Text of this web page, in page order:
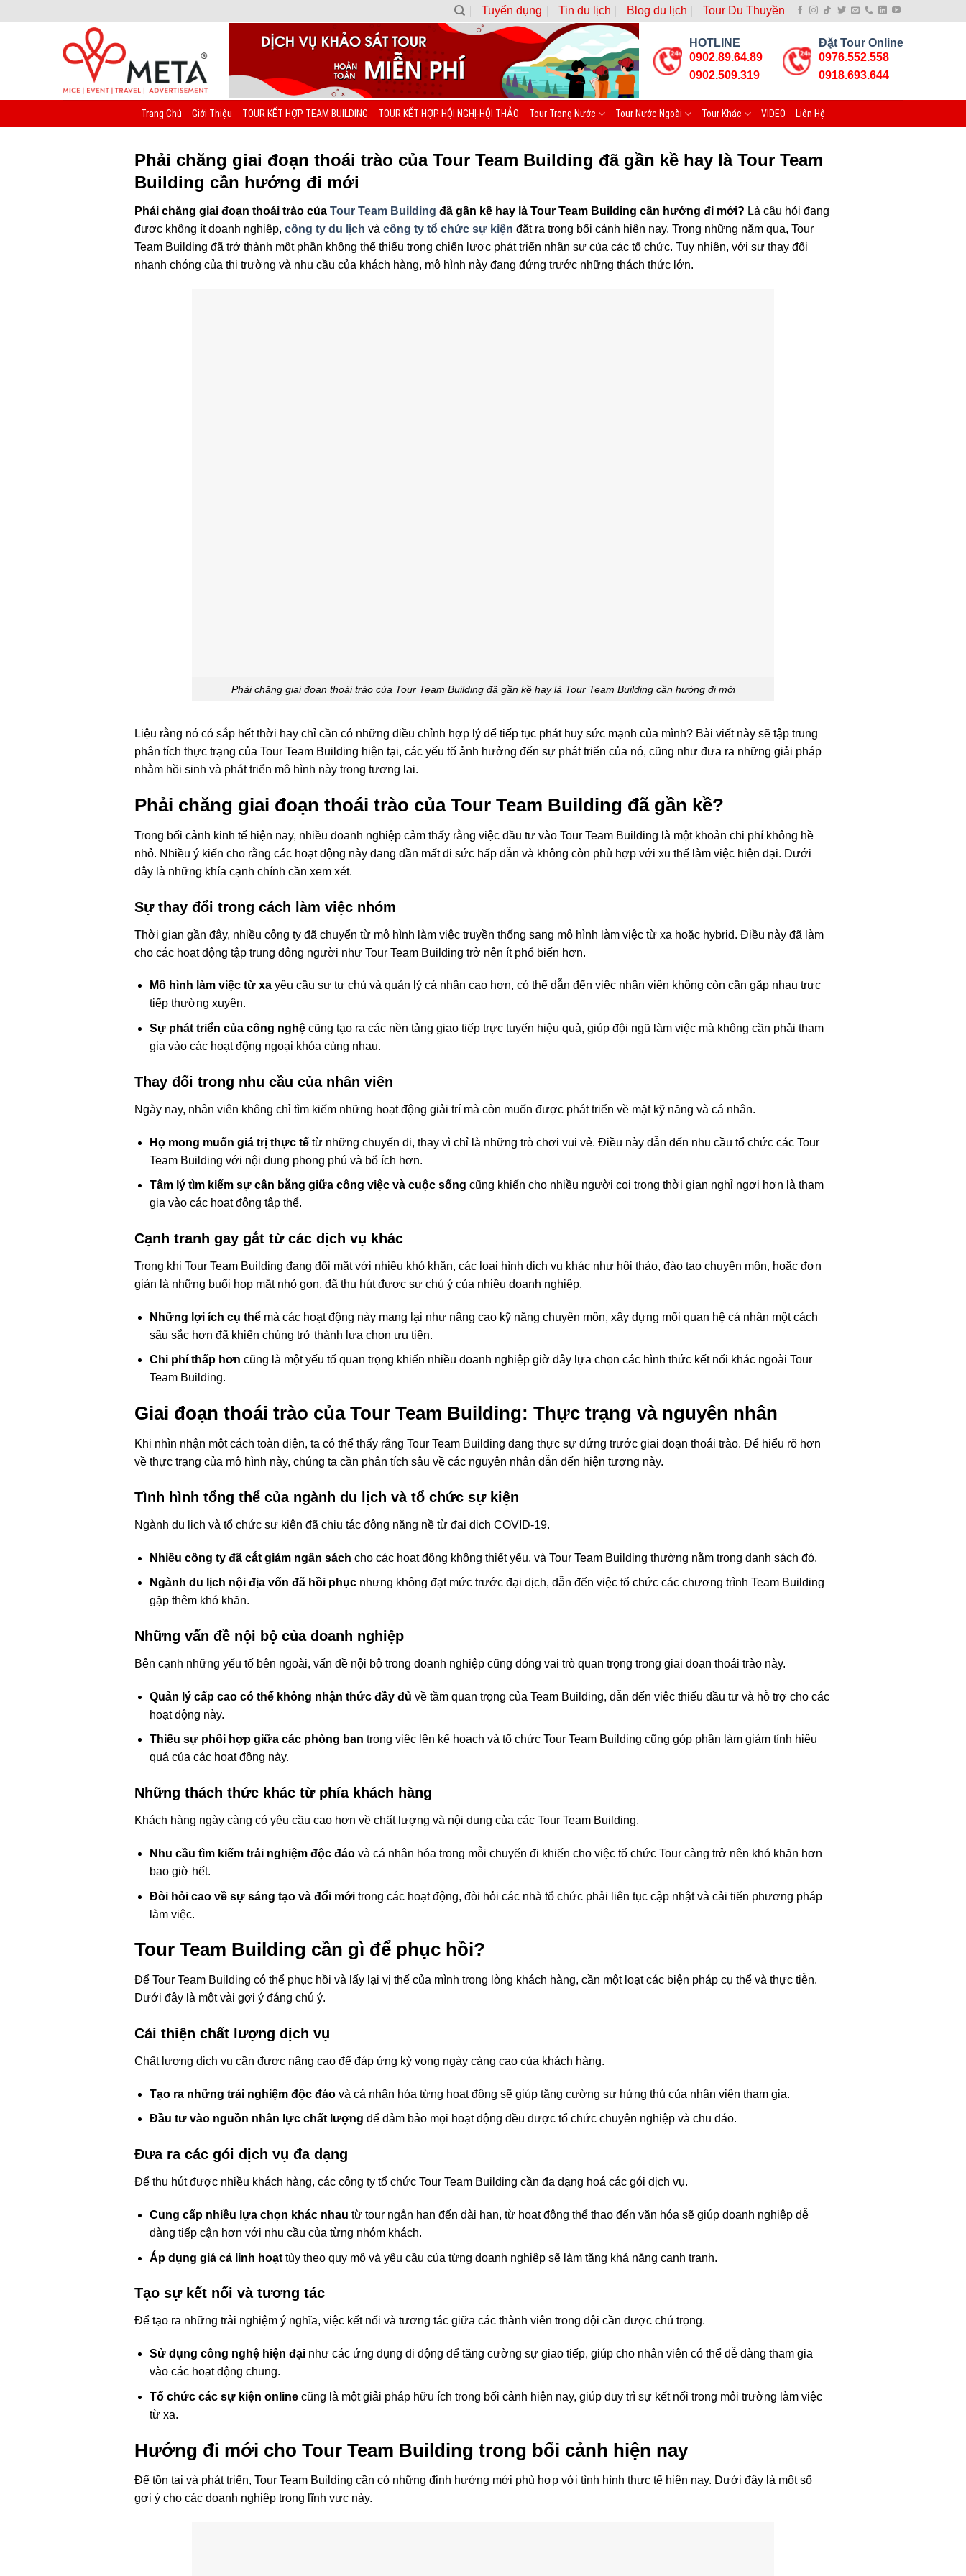
Tuyển dụng Tin du lịch Blog du lịch Tour Du Thuyền
HOTLINE
0902.89.64.89
0902.509.319
Đặt Tour Online
0976.552.558
0918.693.644
Trang Chủ Giới Thiệu TOUR KẾT HỢP TEAM BUILDING TOUR KẾT HỢP HỘI NGHỊ-HỘI THẢO Tour Trong Nước Tour Nước Ngoài Tour Khác VIDEO Liên Hệ
Phải chăng giai đoạn thoái trào của Tour Team Building đã gần kề hay là Tour Team
Building cần hướng đi mới
Phải chăng giai đoạn thoái trào của Tour Team Building đã gần kề hay là Tour Team Building cần hướng đi mới? Là câu hỏi đang
được không ít doanh nghiệp, công ty du lịch và công ty tổ chức sự kiện đặt ra trong bối cảnh hiện nay. Trong những năm qua, Tour
Team Building đã trở thành một phần không thể thiếu trong chiến lược phát triển nhân sự của các tổ chức. Tuy nhiên, với sự thay đổi
nhanh chóng của thị trường và nhu cầu của khách hàng, mô hình này đang đứng trước những thách thức lớn.
Phải chăng giai đoạn thoái trào của Tour Team Building đã gần kề hay là Tour Team Building cần hướng đi mới
Liệu rằng nó có sắp hết thời hay chỉ cần có những điều chỉnh hợp lý để tiếp tục phát huy sức mạnh của mình? Bài viết này sẽ tập trung
phân tích thực trạng của Tour Team Building hiện tại, các yếu tố ảnh hưởng đến sự phát triển của nó, cũng như đưa ra những giải pháp
nhằm hồi sinh và phát triển mô hình này trong tương lai.
Phải chăng giai đoạn thoái trào của Tour Team Building đã gần kề?
Trong bối cảnh kinh tế hiện nay, nhiều doanh nghiệp cảm thấy rằng việc đầu tư vào Tour Team Building là một khoản chi phí không hề
nhỏ. Nhiều ý kiến cho rằng các hoạt động này đang dần mất đi sức hấp dẫn và không còn phù hợp với xu thế làm việc hiện đại. Dưới
đây là những khía cạnh chính cần xem xét.
Sự thay đổi trong cách làm việc nhóm
Thời gian gần đây, nhiều công ty đã chuyển từ mô hình làm việc truyền thống sang mô hình làm việc từ xa hoặc hybrid. Điều này đã làm
cho các hoạt động tập trung đông người như Tour Team Building trở nên ít phổ biến hơn.
Mô hình làm việc từ xayêu cầu sự tự chủ và quản lý cá nhân cao hơn, có thể dẫn đến việc nhân viên không còn cần gặp nhau trực
tiếp thường xuyên.
Sự phát triển của công nghệcũng tạo ra các nền tảng giao tiếp trực tuyến hiệu quả, giúp đội ngũ làm việc mà không cần phải tham
gia vào các hoạt động ngoại khóa cùng nhau.
Thay đổi trong nhu cầu của nhân viên
Ngày nay, nhân viên không chỉ tìm kiếm những hoạt động giải trí mà còn muốn được phát triển về mặt kỹ năng và cá nhân.
Họ mong muốn giá trị thực tếtừ những chuyến đi, thay vì chỉ là những trò chơi vui vẻ. Điều này dẫn đến nhu cầu tổ chức các Tour
Team Building với nội dung phong phú và bổ ích hơn.
Tâm lý tìm kiếm sự cân bằng giữa công việc và cuộc sống cũng khiến cho nhiều người coi trọng thời gian nghỉ ngơi hơn là tham
gia vào các hoạt động tập thể.
Cạnh tranh gay gắt từ các dịch vụ khác
Trong khi Tour Team Building đang đối mặt với nhiều khó khăn, các loại hình dịch vụ khác như hội thảo, đào tạo chuyên môn, hoặc đơn
giản là những buổi họp mặt nhỏ gọn, đã thu hút được sự chú ý của nhiều doanh nghiệp.
Những lợi ích cụ thểmà các hoạt động này mang lại như nâng cao kỹ năng chuyên môn, xây dựng mối quan hệ cá nhân một cách
sâu sắc hơn đã khiến chúng trở thành lựa chọn ưu tiên.
Chi phí thấp hơn cũng là một yếu tố quan trọng khiến nhiều doanh nghiệp giờ đây lựa chọn các hình thức kết nối khác ngoài Tour
Team Building.
Giai đoạn thoái trào của Tour Team Building: Thực trạng và nguyên nhân
Khi nhìn nhận một cách toàn diện, ta có thể thấy rằng Tour Team Building đang thực sự đứng trước giai đoạn thoái trào. Để hiểu rõ hơn
về thực trạng của mô hình này, chúng ta cần phân tích sâu về các nguyên nhân dẫn đến hiện tượng này.
Tình hình tổng thể của ngành du lịch và tổ chức sự kiện
Ngành du lịch và tổ chức sự kiện đã chịu tác động nặng nề từ đại dịch COVID-19.
Nhiều công ty đã cắt giảm ngân sách cho các hoạt động không thiết yếu, và Tour Team Building thường nằm trong danh sách đó.
Ngành du lịch nội địa vốn đã hồi phụcnhưng không đạt mức trước đại dịch, dẫn đến việc tổ chức các chương trình Team Building
gặp thêm khó khăn.
Những vấn đề nội bộ của doanh nghiệp
Bên cạnh những yếu tố bên ngoài, vấn đề nội bộ trong doanh nghiệp cũng đóng vai trò quan trọng trong giai đoạn thoái trào này.
Quản lý cấp cao có thể không nhận thức đầy đủ về tầm quan trọng của Team Building, dẫn đến việc thiếu đầu tư và hỗ trợ cho các
hoạt động này.
Thiếu sự phối hợp giữa các phòng ban trong việc lên kế hoạch và tổ chức Tour Team Building cũng góp phần làm giảm tính hiệu
quả của các hoạt động này.
Những thách thức khác từ phía khách hàng
Khách hàng ngày càng có yêu cầu cao hơn về chất lượng và nội dung của các Tour Team Building.
Nhu cầu tìm kiếm trải nghiệm độc đáovà cá nhân hóa trong mỗi chuyến đi khiến cho việc tổ chức Tour càng trở nên khó khăn hơn
bao giờ hết.
Đòi hỏi cao về sự sáng tạo và đổi mớitrong các hoạt động, đòi hỏi các nhà tổ chức phải liên tục cập nhật và cải tiến phương pháp
làm việc.
Tour Team Building cần gì để phục hồi?
Để Tour Team Building có thể phục hồi và lấy lại vị thế của mình trong lòng khách hàng, cần một loạt các biện pháp cụ thể và thực tiễn.
Dưới đây là một vài gợi ý đáng chú ý.
Cải thiện chất lượng dịch vụ
Chất lượng dịch vụ cần được nâng cao để đáp ứng kỳ vọng ngày càng cao của khách hàng.
Tạo ra những trải nghiệm độc đáovà cá nhân hóa từng hoạt động sẽ giúp tăng cường sự hứng thú của nhân viên tham gia.
Đầu tư vào nguồn nhân lực chất lượng để đảm bảo mọi hoạt động đều được tổ chức chuyên nghiệp và chu đáo.
Đưa ra các gói dịch vụ đa dạng
Để thu hút được nhiều khách hàng, các công ty tổ chức Tour Team Building cần đa dạng hoá các gói dịch vụ.
Cung cấp nhiều lựa chọn khác nhau từ tour ngắn hạn đến dài hạn, từ hoạt động thể thao đến văn hóa sẽ giúp doanh nghiệp dễ
dàng tiếp cận hơn với nhu cầu của từng nhóm khách.
Áp dụng giá cả linh hoạttùy theo quy mô và yêu cầu của từng doanh nghiệp sẽ làm tăng khả năng cạnh tranh.
Tạo sự kết nối và tương tác
Để tạo ra những trải nghiệm ý nghĩa, việc kết nối và tương tác giữa các thành viên trong đội cần được chú trọng.
Sử dụng công nghệ hiện đạinhư các ứng dụng di động để tăng cường sự giao tiếp, giúp cho nhân viên có thể dễ dàng tham gia
vào các hoạt động chung.
Tổ chức các sự kiện onlinecũng là một giải pháp hữu ích trong bối cảnh hiện nay, giúp duy trì sự kết nối trong môi trường làm việc
từ xa.
Hướng đi mới cho Tour Team Building trong bối cảnh hiện nay
Để tồn tại và phát triển, Tour Team Building cần có những định hướng mới phù hợp với tình hình thực tế hiện nay. Dưới đây là một số
gợi ý cho các doanh nghiệp trong lĩnh vực này.